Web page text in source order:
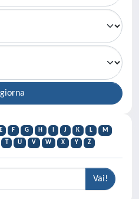
E F G H J K L
M
T U V W X Y Z